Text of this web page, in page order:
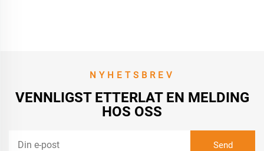
NYHETSBREV
VENNLIGST ETTERLAT EN MELDING
HOS OSS